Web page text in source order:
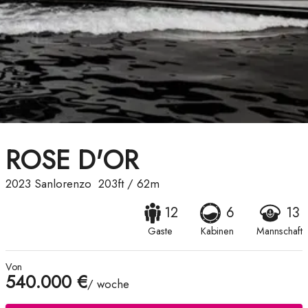
ROSE D'OR
2023 Sanlorenzo 203ft/ 62m
12
Gaste
6
Kabinen
13
Mannschaft
Von
540.000 €/ woche